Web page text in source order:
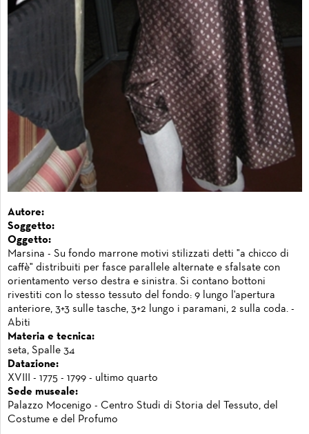
Autore:
Soggetto:
Oggetto:
Marsina - Su fondo marrone motivi stilizzati detti "a chicco di
caffè" distribuiti per fasce parallele alternate e sfalsate con
orientamento verso destra e sinistra. Si contano bottoni
rivestiti con lo stesso tessuto del fondo: 9 lungo l'apertura
anteriore, 3+3 sulle tasche, 3+2 lungo i paramani, 2 sulla coda. -
Abiti
Materia e tecnica:
seta, Spalle 34
Datazione:
XVIII - 1775 - 1799 - ultimo quarto
Sede museale:
Palazzo Mocenigo - Centro Studi di Storia del Tessuto, del
Costume e del Profumo